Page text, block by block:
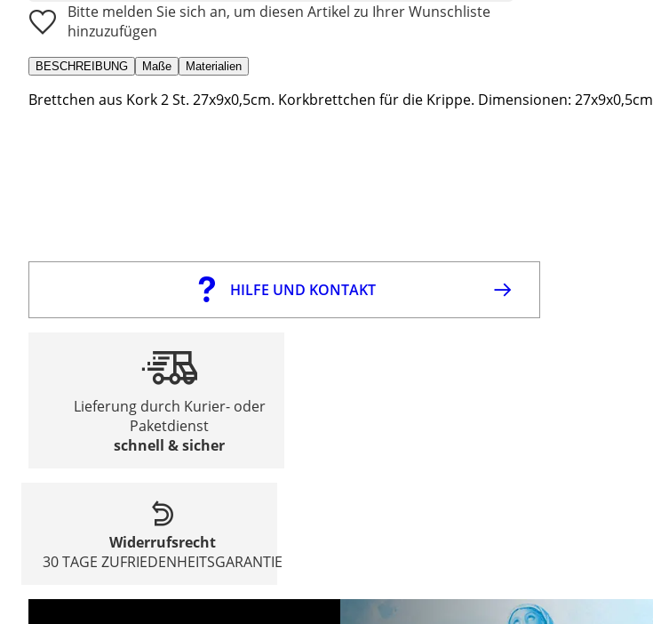
Bitte melden Sie sich an, um diesen Artikel zu Ihrer Wunschliste
hinzuzufügen
BESCHREIBUNG Maße Materialien
Brettchen aus Kork 2 St. 27x9x0,5cm. Korkbrettchen für die Krippe. Dimensionen: 27x9x0,5cm
HILFE UND KONTAKT
Lieferung durch Kurier- oder
Paketdienst
schnell & sicher
Widerrufsrecht
30 TAGE ZUFRIEDENHEITSGARANTIE